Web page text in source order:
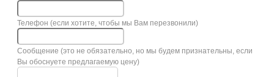
Телефон (если хотите, чтобы мы Вам перезвонили)
Сообщение (это не обязательно, но мы будем признательны, если
Вы обоснуете предлагаемую цену)